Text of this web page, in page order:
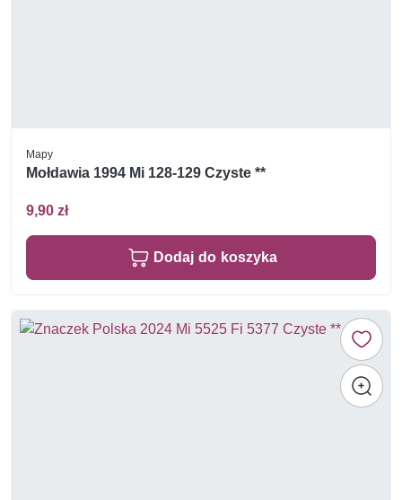
Mapy
Mołdawia 1994 Mi 128-129 Czyste **
9,90 zł
Dodaj do koszyka